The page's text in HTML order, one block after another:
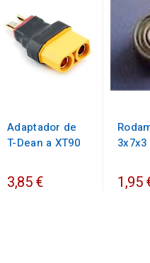
Adaptador de
T-Dean a XT90
3,85 € 1,95